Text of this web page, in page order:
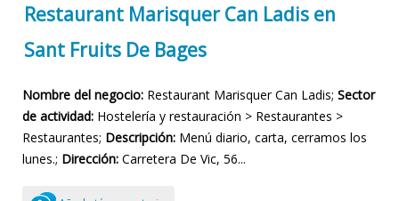
Restaurant Marisquer Can Ladis en
Sant Fruits De Bages
Nombre del negocio: Restaurant Marisquer Can Ladis; Sector
de actividad: Hostelería y restauración > Restaurantes >
Restaurantes; Descripción: Menú diario, carta, cerramos los
lunes.; Dirección: Carretera De Vic, 56...